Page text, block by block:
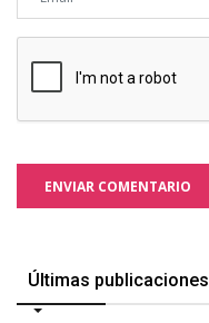
ENVIAR COMENTARIO
Últimas publicaciones